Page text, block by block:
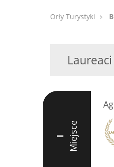
Orły Turystyki
Laureaci
I Miejsce